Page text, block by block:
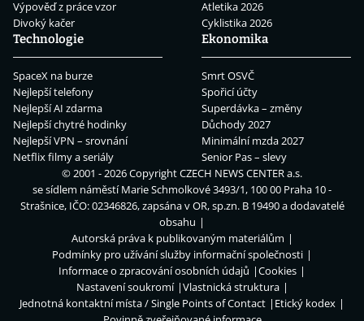
Výpověď z práce vzor
Divoký kačer
Atletika 2026
Cyklistika 2026
Technologie
SpaceX na burze
Nejlepší telefony
Nejlepší AI zdarma
Nejlepší chytré hodinky
Nejlepší VPN – srovnání
Netflix filmy a seriály
Ekonomika
Smrt OSVČ
Spořicí účty
Superdávka – změny
Důchody 2027
Minimální mzda 2027
Senior Pas – slevy
© 2001 - 2026 CopyrightCZECH NEWS CENTER a.s.
se sídlem náměstí Marie Schmolkové 3493/1, 100 00 Praha 10 -
Strašnice, IČO: 02346826, zapsána v OR, sp.zn. B 19490 a dodavatelé
obsahu
Autorská práva k publikovaným materiálům
Podmínky pro užívání služby informační společnosti
Informace o zpracování osobních údajů
Cookies
Nastavení soukromí
Vlastnická struktura
Jednotná kontaktní místa / Single Points of Contact
Etický kodex